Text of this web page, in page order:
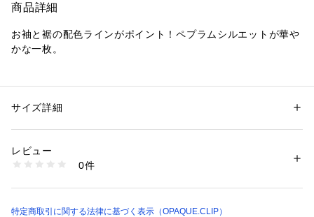
商品詳細
お袖と裾の配色ラインがポイント！ペプラムシルエットが華や
かな一枚。
・ウエストで切り替えずにペプラムシルエットをつくること
ントデザインをプラス。
・501（ホワイト）、512（グレー）、519（ブラック）は、
性別：レディース
素材：レーヨン80％ ナイロン10％ ポリエステル10％
商品番号：
N02-15001 （ショップ）
サイズ詳細
レビュー
0件
特定商取引に関する法律に基づく表示（OPAQUE.CLIP）